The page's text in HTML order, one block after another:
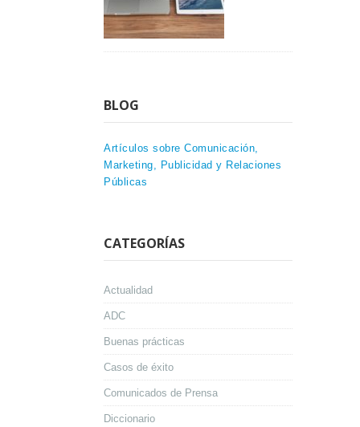
BLOG
Artículos sobre Comunicación,
Marketing, Publicidad y Relaciones
Públicas
CATEGORÍAS
Actualidad
ADC
Buenas prácticas
Casos de éxito
Comunicados de Prensa
Diccionario